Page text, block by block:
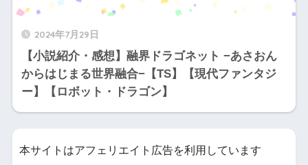
2024年7月29日
【小説紹介・感想】融界ドラゴネット −あさおん
からはじまる世界融合−【TS】【現代ファンタジ
ー】【ロボット・ドラゴン】
本サイトはアフェリエイト広告を利用しています